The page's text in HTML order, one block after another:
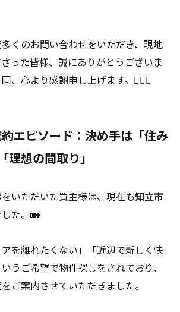
くのお問い合わせをいただき、現地
った皆様、誠にありがとうございま
、心より感謝申し上げます。🙇‍♂️✨
エピソード：決め手は「住み
理想の間取り」
いただいた買主様は、現在も知立市
た。🏡
アを離れたくない」「近辺で新しく快
うご希望で物件探しをされており、
ご案内させていただきました。